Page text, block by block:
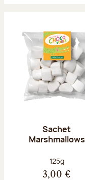
Sachet
Marshmallows
Poids net :
125g
3,00 €